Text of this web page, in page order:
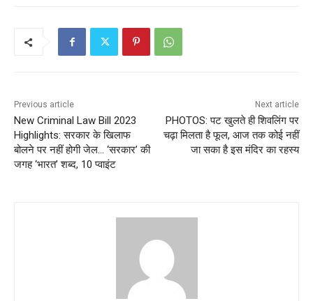
Previous article
New Criminal Law Bill 2023
Highlights: सरकार के खिलाफ
बोलने पर नहीं होगी जेल… ‘सरकार’ की
जगह ‘भारत’ शब्द, 10 प्‍वाइंट
Next article
PHOTOS: पट खुलते ही शिवलिंग पर
चढ़ा मिलता है फूल, आज तक कोई नहीं
जा सका है इस मंदिर का रहस्‍य